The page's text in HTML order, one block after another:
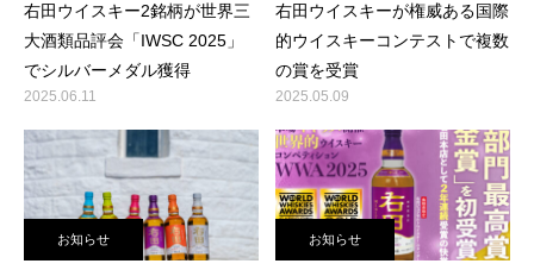
右田ウイスキー2銘柄が世界三
大酒類品評会「IWSC 2025」
でシルバーメダル獲得
2025.06.11
右田ウイスキーが権威ある国際
的ウイスキーコンテストで複数
の賞を受賞
2025.05.09
お知らせ お知らせ